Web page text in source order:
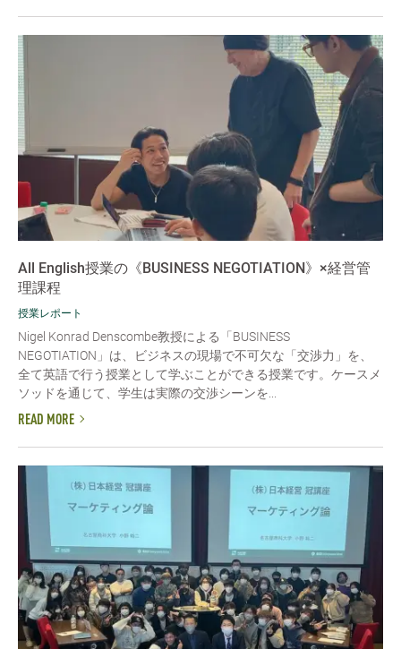
All English授業の《BUSINESS NEGOTIATION》×経営管
理課程
授業レポート
Nigel Konrad Denscombe教授による「BUSINESS
NEGOTIATION」は、ビジネスの現場で不可欠な「交渉力」を、
全て英語で行う授業として学ぶことができる授業です。ケースメ
ソッドを通じて、学生は実際の交渉シーンを...
READ MORE